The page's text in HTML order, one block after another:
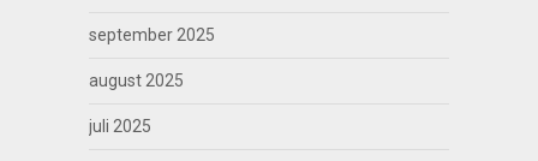
september 2025
august 2025
juli 2025